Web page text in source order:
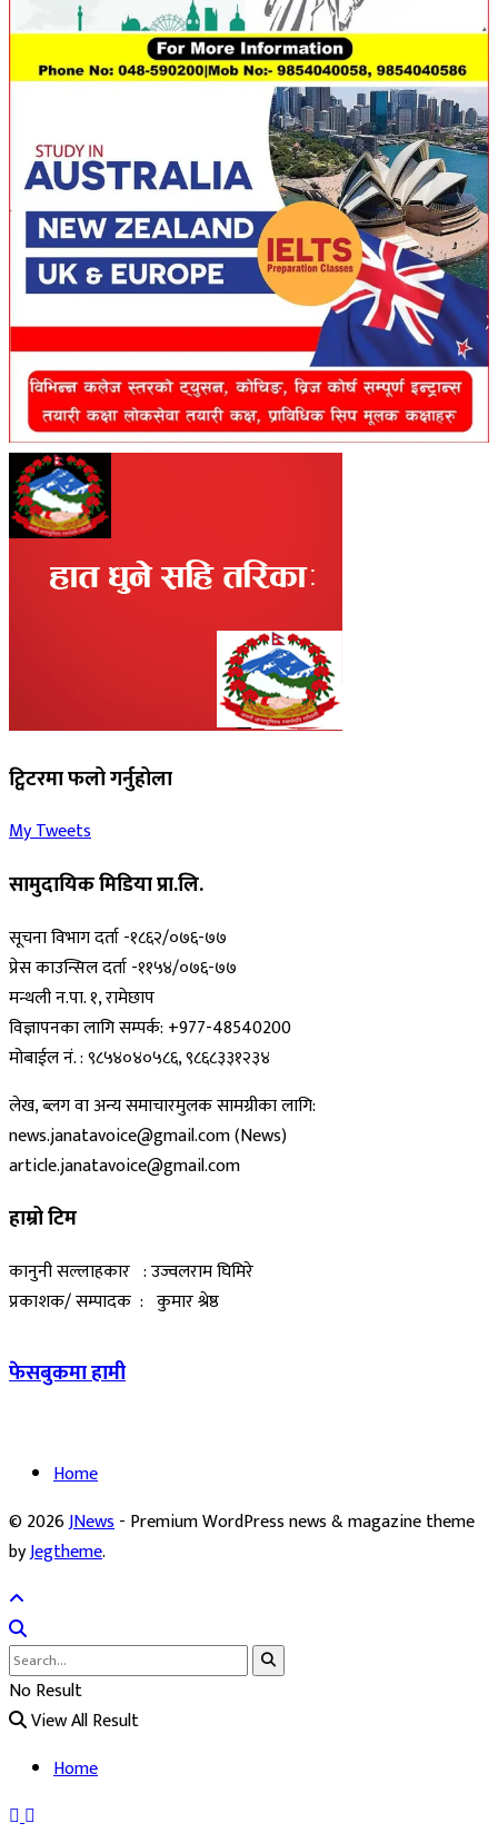
ट्विटरमा फलो गर्नुहोला
My Tweets
सामुदायिक मिडिया प्रा.लि.
सूचना विभाग दर्ता -१८६२/०७६-७७
प्रेस काउन्सिल दर्ता -११५४/०७६-७७
मन्थली न.पा. १, रामेछाप
विज्ञापनका लागि सम्पर्क: +977-48540200
मोबाईल नं. : ९८५४०४०५८६, ९८६८३३१२३४
लेख, ब्लग वा अन्य समाचारमुलक सामग्रीका लागि:
news.janatavoice@gmail.com (News)
article.janatavoice@gmail.com
हाम्रो टिम
कानुनी सल्लाहकार : उज्वलराम घिमिरे
प्रकाशक/ सम्पादक : कुमार श्रेष्ठ
फेसबुकमा हामी
Home
© 2026JNews- Premium WordPress news & magazine theme
byJegtheme.
No Result
View All Result
Home